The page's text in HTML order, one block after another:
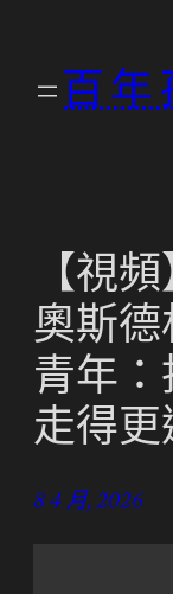
百年
【視
奧斯德
青年：
走得更
8 4 月, 2026